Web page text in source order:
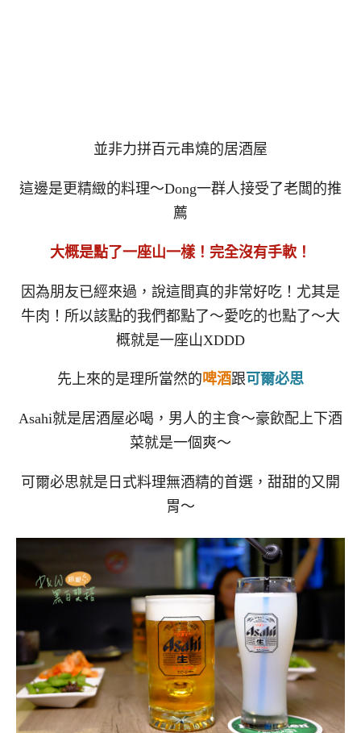
並非力拼百元串燒的居酒屋
這邊是更精緻的料理～Dong一群人接受了老闆的推
薦
大概是點了一座山一樣！完全沒有手軟！
因為朋友已經來過，說這間真的非常好吃！尤其是
牛肉！所以該點的我們都點了～愛吃的也點了～大
概就是一座山XDDD
先上來的是理所當然的啤酒跟可爾必思
Asahi就是居酒屋必喝，男人的主食～豪飲配上下酒
菜就是一個爽～
可爾必思就是日式料理無酒精的首選，甜甜的又開
胃～